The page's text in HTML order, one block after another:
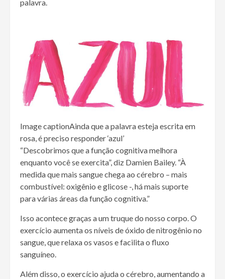
palavra.
Image captionAinda que a palavra esteja escrita em
rosa, é preciso responder ‘azul’
“Descobrimos que a função cognitiva melhora
enquanto você se exercita”, diz Damien Bailey. “À
medida que mais sangue chega ao cérebro – mais
combustível: oxigênio e glicose -, há mais suporte
para várias áreas da função cognitiva.”
Isso acontece graças a um truque do nosso corpo. O
exercício aumenta os níveis de óxido de nitrogênio no
sangue, que relaxa os vasos e facilita o fluxo
sanguíneo.
Além disso, o exercício ajuda o cérebro, aumentando a